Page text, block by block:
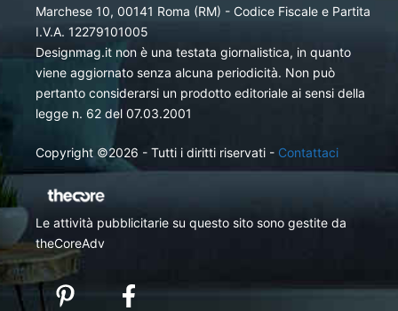
Marchese 10, 00141 Roma (RM) - Codice Fiscale e Partita
I.V.A. 12279101005
Designmag.it non è una testata giornalistica, in quanto
viene aggiornato senza alcuna periodicità. Non può
pertanto considerarsi un prodotto editoriale ai sensi della
legge n. 62 del 07.03.2001
Copyright ©2026 - Tutti i diritti riservati - Contattaci
Le attività pubblicitarie su questo sito sono gestite da
theCoreAdv